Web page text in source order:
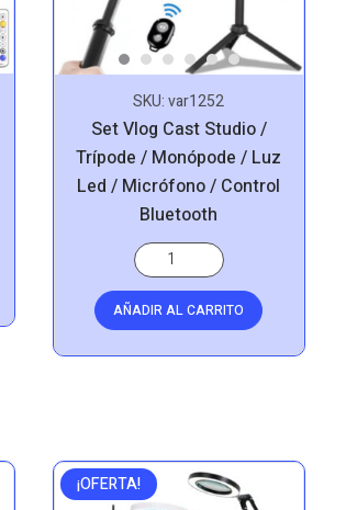
SKU:var1252
Set Vlog Cast Studio /
Trípode / Monópode / Luz
Led / Micrófono / Control
Bluetooth
AÑADIR AL CARRITO
¡OFERTA!